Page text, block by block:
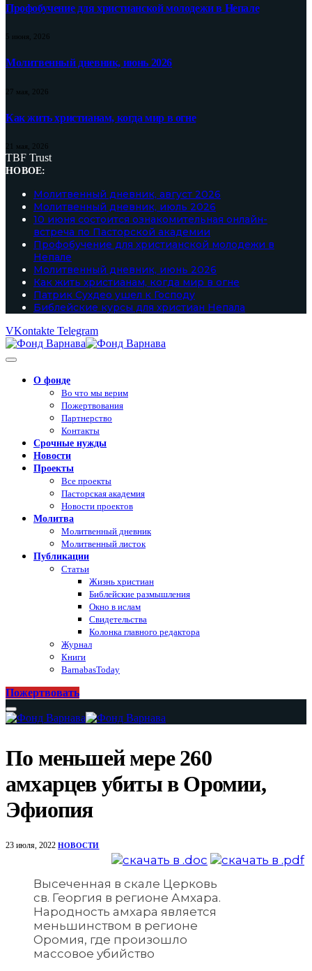
Профобучение для христианской молодежи в Непале
5 июня, 2026
Молитвенный дневник, июнь 2026
27 мая, 2026
Как жить христианам, когда мир в огне
21 мая, 2026
TBF Trust
НОВОЕ:
Молитвенный дневник, август 2026
Молитвенный дневник, июль 2026
10 июня состоится ознакомительная онлайн-
встреча по Пасторской академии
Профобучение для христианской молодежи в
Непале
Молитвенный дневник, июнь 2026
Как жить христианам, когда мир в огне
Патрик Сухдео ушел к Господу
Библейские курсы для христиан Непала
VKontakte Telegram
О фонде
Во что мы верим
Пожертвования
Партнерство
Контакты
Срочные нужды
Новости
Проекты
Все проекты
Пасторская академия
Новости проектов
Молитва
Молитвенный дневник
Молитвенный листок
Публикации
Статьи
Жизнь христиан
Библейские размышления
Окно в ислам
Свидетельства
Колонка главного редактора
Журнал
Книги
BarnabasToday
Пожертвовать
По меньшей мере 260
амхарцев убиты в Оромии,
Эфиопия
23 июля, 2022 НОВОСТИ
Высеченная в скале Церковь
св. Георгия в регионе Амхара.
Народность амхара является
меньшинством в регионе
Оромия, где произошло
массовое убийство